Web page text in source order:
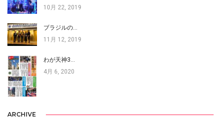
10月 22, 2019
ブラジルの…
11月 12, 2019
わが天神3…
4月 6, 2020
ARCHIVE